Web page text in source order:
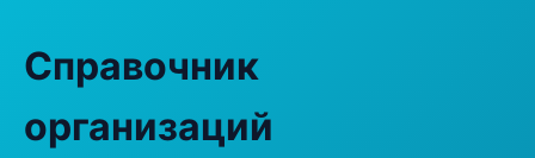
Справочник
организаций